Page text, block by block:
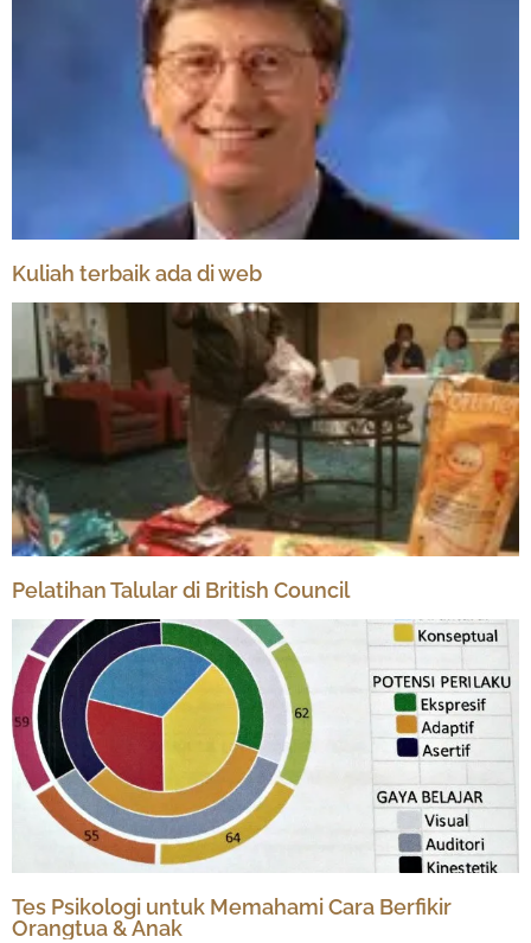
Kuliah terbaik ada di web
Pelatihan Talular di British Council
Tes Psikologi untuk Memahami Cara Berfikir
Orangtua & Anak